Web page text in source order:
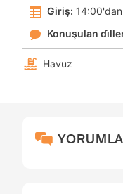
Giriş:
Konuşulan
Havuz